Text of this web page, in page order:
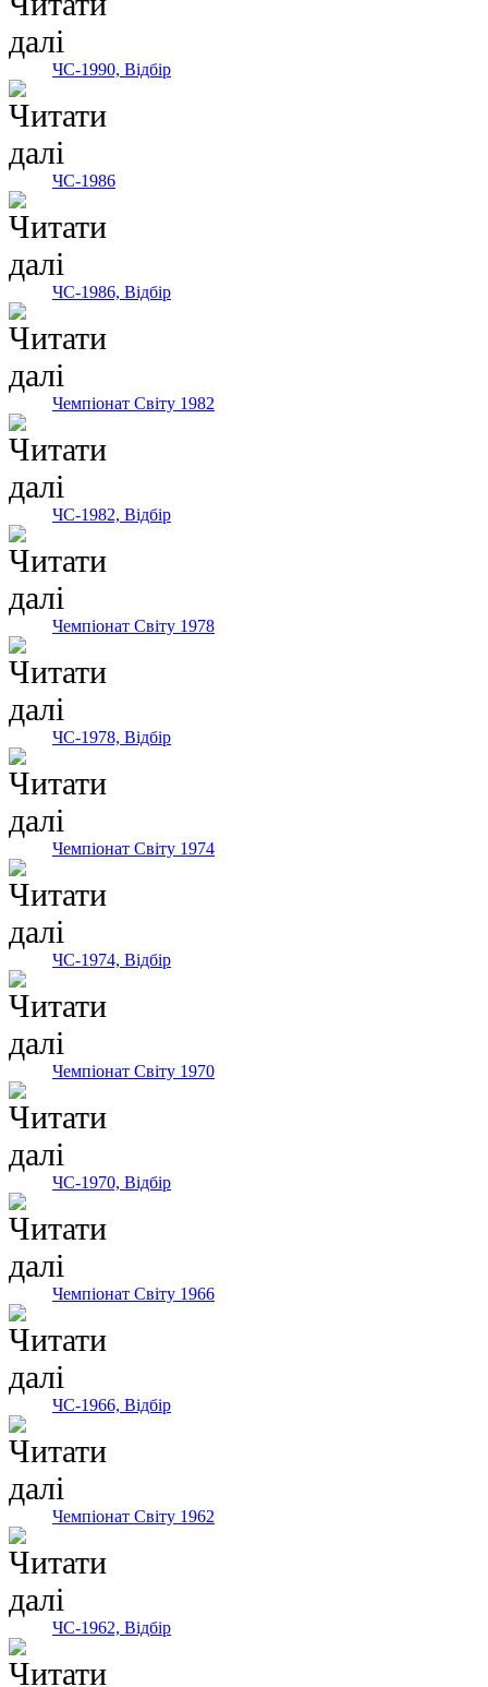
ЧС-1990, Відбір
ЧС-1986
ЧС-1986, Відбір
Чемпіонат Світу 1982
ЧС-1982, Відбір
Чемпіонат Світу 1978
ЧС-1978, Відбір
Чемпіонат Світу 1974
ЧС-1974, Відбір
Чемпіонат Світу 1970
ЧС-1970, Відбір
Чемпіонат Світу 1966
ЧС-1966, Відбір
Чемпіонат Світу 1962
ЧС-1962, Відбір